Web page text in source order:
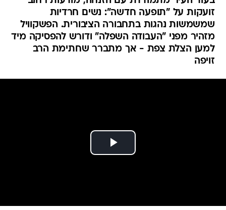
זועקות על "תופעה חדשה": נשים חרדיות
שמשמשות נהגות בתחבורה הציבורית. הפשקוויל
מזהיר מפני "העבודה השפלה" ודורש להפסיקה מיד
למען הצלת צפת - אך מתברר שחתימת הרב
זויפה